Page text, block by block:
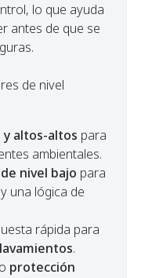
lo que ayuda
antes de que se
de nivel
y altos-altos para
ambientales.​
nivel bajo para
una lógica de
rápida para
.
protección